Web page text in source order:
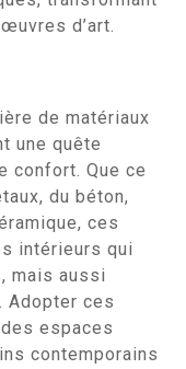
d’art.
de matériaux
une quête
confort. Que ce
du béton,
ces
intérieurs qui
mais aussi
Adopter ces
espaces
contemporains